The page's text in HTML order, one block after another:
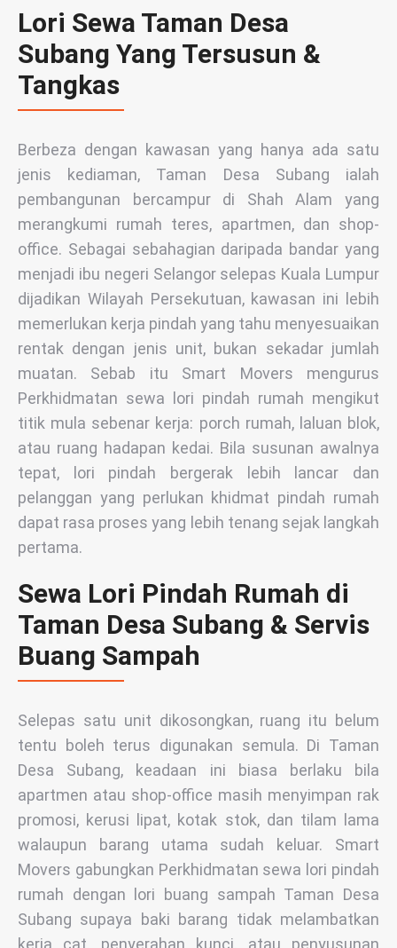
Lori Sewa Taman Desa
Subang Yang Tersusun &
Tangkas
Berbeza dengan kawasan yang hanya ada satu
jenis kediaman, Taman Desa Subang ialah
pembangunan bercampur di Shah Alam yang
merangkumi rumah teres, apartmen, dan shop-
office. Sebagai sebahagian daripada bandar yang
menjadi ibu negeri Selangor selepas Kuala Lumpur
dijadikan Wilayah Persekutuan, kawasan ini lebih
memerlukan kerja pindah yang tahu menyesuaikan
rentak dengan jenis unit, bukan sekadar jumlah
muatan. Sebab itu Smart Movers mengurus
Perkhidmatan sewa lori pindah rumah mengikut
titik mula sebenar kerja: porch rumah, laluan blok,
atau ruang hadapan kedai. Bila susunan awalnya
tepat, lori pindah bergerak lebih lancar dan
pelanggan yang perlukan khidmat pindah rumah
dapat rasa proses yang lebih tenang sejak langkah
pertama.
Sewa Lori Pindah Rumah di
Taman Desa Subang & Servis
Buang Sampah
Selepas satu unit dikosongkan, ruang itu belum
tentu boleh terus digunakan semula. Di Taman
Desa Subang, keadaan ini biasa berlaku bila
apartmen atau shop-office masih menyimpan rak
promosi, kerusi lipat, kotak stok, dan tilam lama
walaupun barang utama sudah keluar. Smart
Movers gabungkan Perkhidmatan sewa lori pindah
rumah dengan lori buang sampah Taman Desa
Subang supaya baki barang tidak melambatkan